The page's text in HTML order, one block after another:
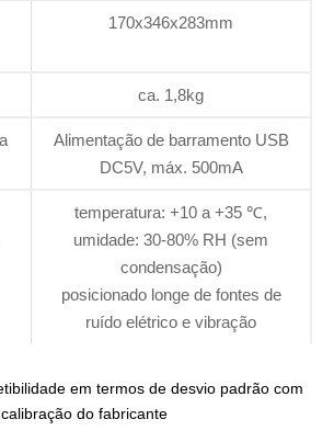
170x346x283mm
ca. 1,8kg
Alimentação de barramento USB
DC5V, máx. 500mA
temperatura: +10 a +35 ℃,
umidade: 30-80% RH (sem
condensação)
posicionado longe de fontes de
ruído elétrico e vibração
em termos de desvio padrão com
do fabricante